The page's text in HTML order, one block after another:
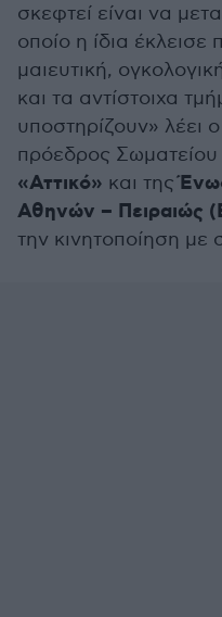
σκεφτεί είναι να
οποίο η ίδια έκλεισε
μαιευτική,
και τα αντίστοιχα
υποστηρίζουν» λέει ο
πρόεδρος
«Αττικό» και της
Αθηνών – Πειραιώς
την κινητοποίηση με